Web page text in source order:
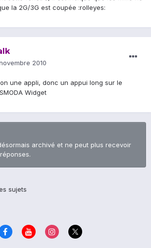
la 2G/3G est coupée :rolleyes:
2010
une appli, donc un appui long sur le
Widget
archivé et ne peut plus recevoir
sujets